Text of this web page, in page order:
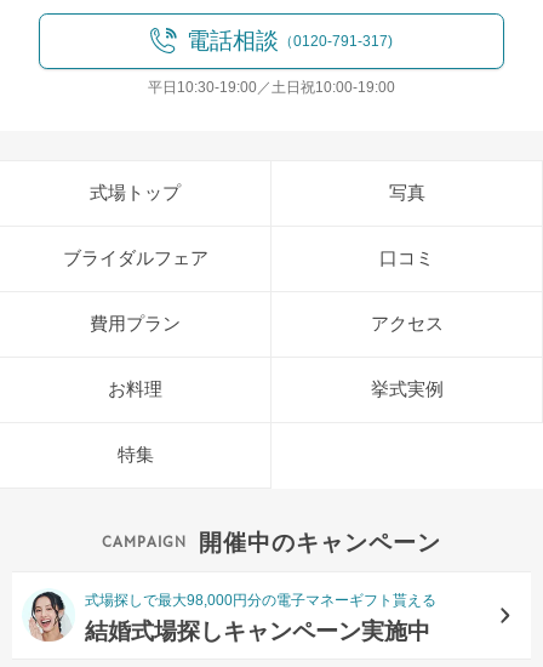
電話相談 （0120-791-317)
平日10:30-19:00／土日祝10:00-19:00
式場トップ 写真
ブライダルフェア 口コミ
費用プラン アクセス
お料理 挙式実例
特集
開催中のキャンペーン
式場探しで最大98,000円分の電子マネーギフト貰える
結婚式場探しキャンペーン実施中